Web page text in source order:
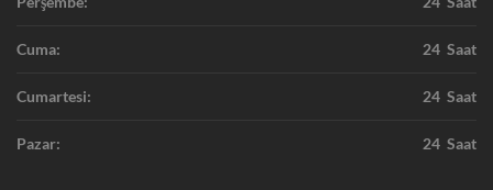
Cuma: 24 Saat
Cumartesi: 24 Saat
Pazar: 24 Saat